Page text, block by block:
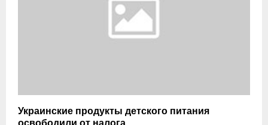
Украинские продукты детского питания